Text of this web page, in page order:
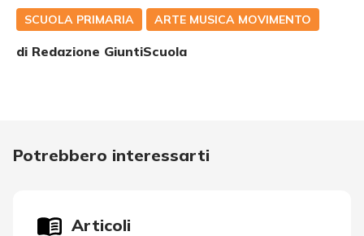
SCUOLA PRIMARIA ARTE MUSICA MOVIMENTO
di Redazione GiuntiScuola
Potrebbero interessarti
Articoli